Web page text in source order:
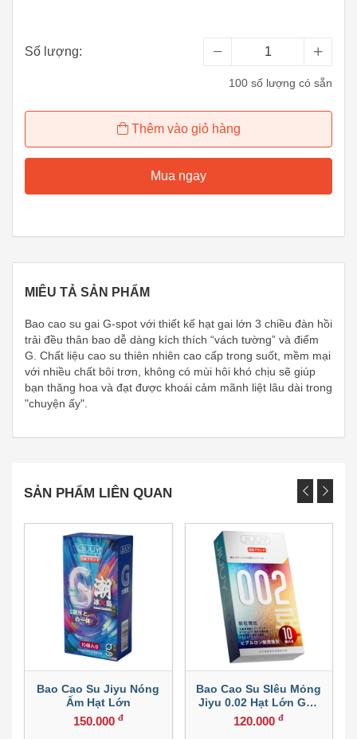
Số lượng:
100 số lượng có sẵn
Thêm vào giỏ hàng
Mua ngay
MIÊU TẢ SẢN PHẨM
Bao cao su gai G-spot với thiết kế hạt gai lớn 3 chiều đàn hồi
trải đều thân bao dễ dàng kích thích “vách tường” và điểm
G. Chất liệu cao su thiên nhiên cao cấp trong suốt, mềm mại
với nhiều chất bôi trơn, không có mùi hôi khó chịu sẽ giúp
bạn thăng hoa và đạt được khoái cảm mãnh liệt lâu dài trong
"chuyện ấy".
SẢN PHẨM LIÊN QUAN
Bao Cao Su Jiyu Nóng
Ấm Hạt Lớn
150.000 đ
Bao Cao Su SIêu Mỏng
Jiyu 0.02 Hạt Lớn Gân
Xoắn Nhiều Gel
120.000đ